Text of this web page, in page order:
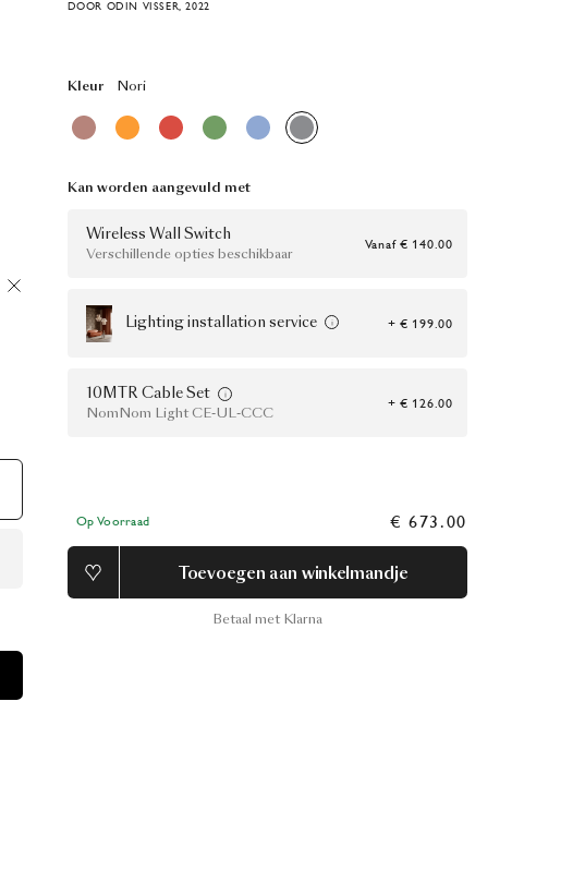
DOOR ODIN VISSER, 2022
Kleur Nori
Kan worden aangevuld met
Wireless Wall Switch
Verschillende opties beschikbaar
Vanaf € 140.00
Lighting installation service + € 199.00
10MTR Cable Set
NomNom Light CE-UL-CCC
+ € 126.00
Op Voorraad € 673.00
Toevoegen aan winkelmandje
Betaal met Klarna